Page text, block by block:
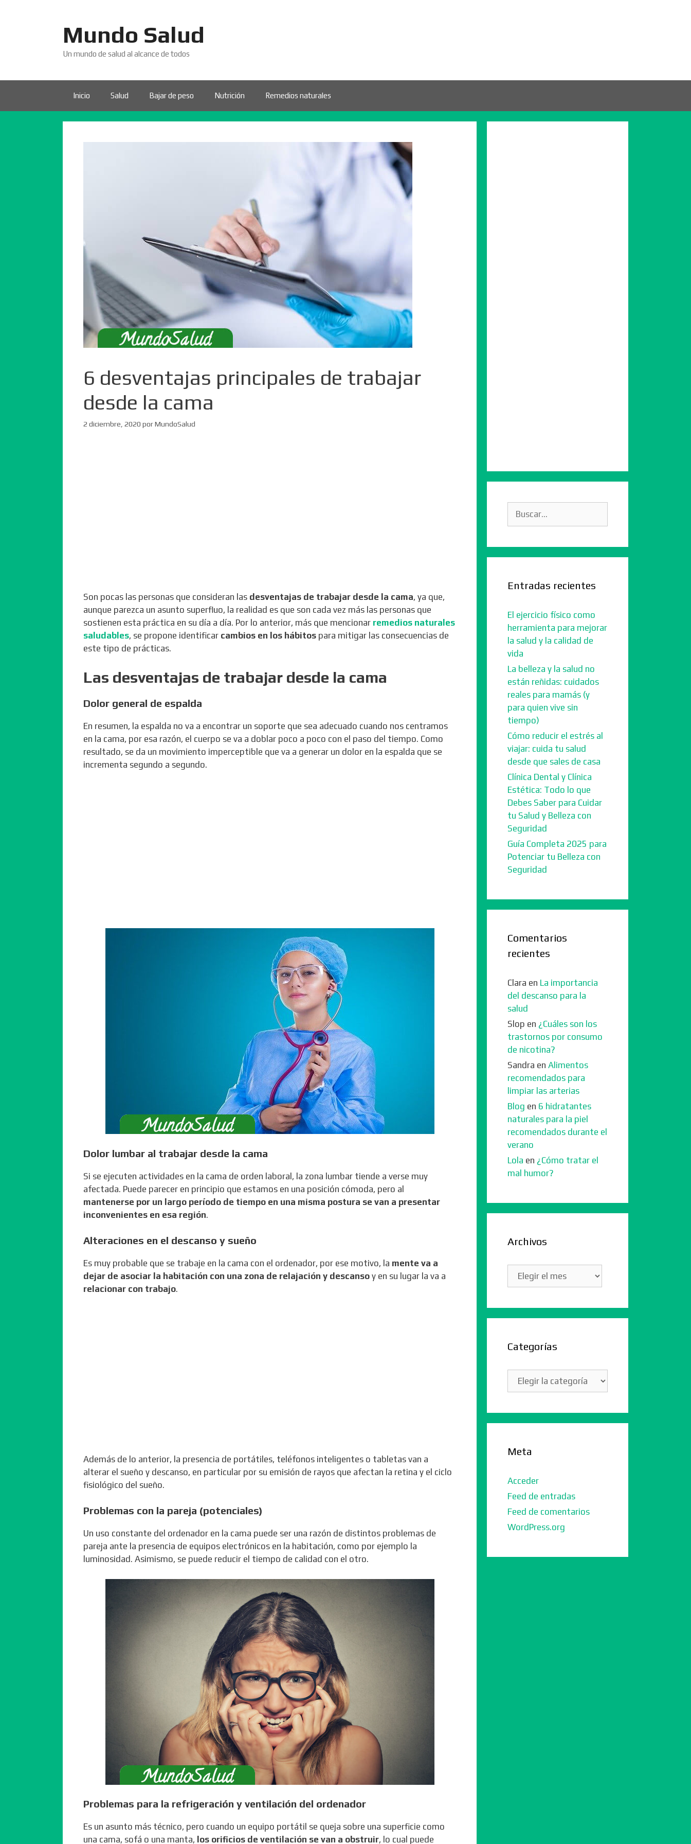
Mundo Salud
Un mundo de salud al alcance de todos
Inicio Salud Bajar de peso Nutrición Remedios naturales
6 desventajas principales de trabajar
desde la cama
2 diciembre, 2020 porMundoSalud
Son pocas las personas que consideran las desventajas de trabajar desde la cama, ya que,
aunque parezca un asunto superfluo, la realidad es que son cada vez más las personas que
sostienen esta práctica en su día a día. Por lo anterior, más que mencionar remedios naturales
saludables, se propone identificar cambios en los hábitos para mitigar las consecuencias de
este tipo de prácticas.
Las desventajas de trabajar desde la cama
Dolor general de espalda
En resumen, la espalda no va a encontrar un soporte que sea adecuado cuando nos centramos
en la cama, por esa razón, el cuerpo se va a doblar poco a poco con el paso del tiempo. Como
resultado, se da un movimiento imperceptible que va a generar un dolor en la espalda que se
incrementa segundo a segundo.
Dolor lumbar al trabajar desde la cama
Si se ejecuten actividades en la cama de orden laboral, la zona lumbar tiende a verse muy
afectada. Puede parecer en principio que estamos en una posición cómoda, pero al
mantenerse por un largo período de tiempo en una misma postura se van a presentar
inconvenientes en esa región.
Alteraciones en el descanso y sueño
Es muy probable que se trabaje en la cama con el ordenador, por ese motivo, la mente va a
dejar de asociar la habitación con una zona de relajación y descanso y en su lugar la va a
relacionar con trabajo.
Además de lo anterior, la presencia de portátiles, teléfonos inteligentes o tabletas van a
alterar el sueño y descanso, en particular por su emisión de rayos que afectan la retina y el ciclo
fisiológico del sueño.
Problemas con la pareja (potenciales)
Un uso constante del ordenador en la cama puede ser una razón de distintos problemas de
pareja ante la presencia de equipos electrónicos en la habitación, como por ejemplo la
luminosidad. Asimismo, se puede reducir el tiempo de calidad con el otro.
Problemas para la refrigeración y ventilación del ordenador
Es un asunto más técnico, pero cuando un equipo portátil se queja sobre una superficie como
una cama, sofá o una manta, los orificios de ventilación se van a obstruir, lo cual puede
Entradas recientes
El ejercicio físico como
herramienta para mejorar
la salud y la calidad de
vida
La belleza y la salud no
están reñidas: cuidados
reales para mamás (y
para quien vive sin
tiempo)
Cómo reducir el estrés al
viajar: cuida tu salud
desde que sales de casa
Clínica Dental y Clínica
Estética: Todo lo que
Debes Saber para Cuidar
tu Salud y Belleza con
Seguridad
Guía Completa 2025 para
Potenciar tu Belleza con
Seguridad
Comentarios
recientes
Clara en La importancia
del descanso para la
salud
Slop en ¿Cuáles son los
trastornos por consumo
de nicotina?
Sandra en Alimentos
recomendados para
limpiar las arterias
Blog en 6 hidratantes
naturales para la piel
recomendados durante el
verano
Lola en ¿Cómo tratar el
mal humor?
Archivos
Archivos
Categorías
Categorías
Meta
Acceder
Feed de entradas
Feed de comentarios
WordPress.org